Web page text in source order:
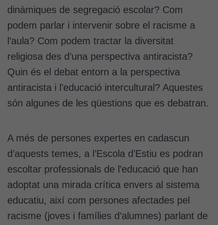
dinàmiques de segregació escolar? Com
podem parlar i intervenir sobre el racisme a
l’aula? Com podem tractar la diversitat
religiosa des d’una perspectiva antiracista?
Quin és el debat entorn a la perspectiva
antiracista i l’educació intercultural? Aquestes
són algunes de les qüestions que es debatran.
A més de persones expertes en cadascun
d’aquests temes, a l’Escola d’Estiu es podran
escoltar professionals de l’educació que han
adoptat una mirada crítica envers al sistema
educatiu, així com persones afectades pel
racisme (joves i famílies d’alumnes) parlant de